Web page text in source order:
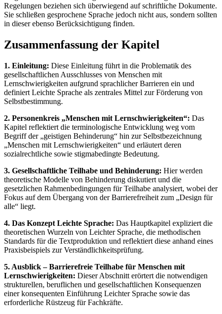
Regelungen beziehen sich überwiegend auf schriftliche Dokumente.
Sie schließen gesprochene Sprache jedoch nicht aus, sondern sollten
in dieser ebenso Berücksichtigung finden.
Zusammenfassung der Kapitel
1. Einleitung: Diese Einleitung führt in die Problematik des
gesellschaftlichen Ausschlusses von Menschen mit
Lernschwierigkeiten aufgrund sprachlicher Barrieren ein und
definiert Leichte Sprache als zentrales Mittel zur Förderung von
Selbstbestimmung.
2. Personenkreis „Menschen mit Lernschwierigkeiten“: Das
Kapitel reflektiert die terminologische Entwicklung weg vom
Begriff der „geistigen Behinderung“ hin zur Selbstbezeichnung
„Menschen mit Lernschwierigkeiten“ und erläutert deren
sozialrechtliche sowie stigmabedingte Bedeutung.
3. Gesellschaftliche Teilhabe und Behinderung: Hier werden
theoretische Modelle von Behinderung diskutiert und die
gesetzlichen Rahmenbedingungen für Teilhabe analysiert, wobei der
Fokus auf dem Übergang von der Barrierefreiheit zum „Design für
alle“ liegt.
4. Das Konzept Leichte Sprache: Das Hauptkapitel expliziert die
theoretischen Wurzeln von Leichter Sprache, die methodischen
Standards für die Textproduktion und reflektiert diese anhand eines
Praxisbeispiels zur Verständlichkeitsprüfung.
5. Ausblick – Barrierefreie Teilhabe für Menschen mit
Lernschwierigkeiten: Dieser Abschnitt erörtert die notwendigen
strukturellen, beruflichen und gesellschaftlichen Konsequenzen
einer konsequenten Einführung Leichter Sprache sowie das
erforderliche Rüstzeug für Fachkräfte.